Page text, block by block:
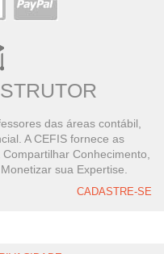
das áreas contábil,
A CEFIS fornece as
Conhecimento,
sua Expertise.
CADASTRE-SE